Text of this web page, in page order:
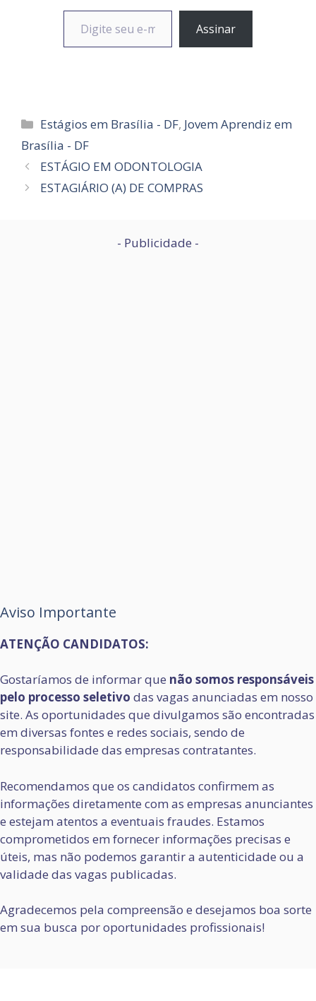
Digite seu e-mail…
Assinar
Categorias
Estágios em Brasília - DF, Jovem Aprendiz em
Brasília - DF
ESTÁGIO EM ODONTOLOGIA
ESTAGIÁRIO (A) DE COMPRAS
- Publicidade -
Aviso Importante
ATENÇÃO CANDIDATOS:
Gostaríamos de informar que não somos responsáveis
pelo processo seletivo das vagas anunciadas em nosso
site. As oportunidades que divulgamos são encontradas
em diversas fontes e redes sociais, sendo de
responsabilidade das empresas contratantes.
Recomendamos que os candidatos confirmem as
informações diretamente com as empresas anunciantes
e estejam atentos a eventuais fraudes. Estamos
comprometidos em fornecer informações precisas e
úteis, mas não podemos garantir a autenticidade ou a
validade das vagas publicadas.
Agradecemos pela compreensão e desejamos boa sorte
em sua busca por oportunidades profissionais!